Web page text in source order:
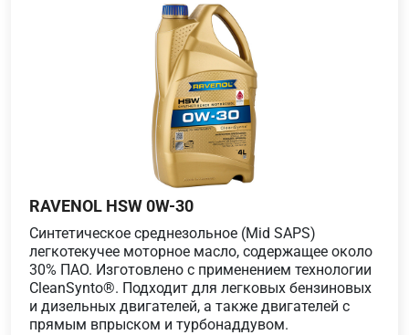
RAVENOL HSW 0W-30
Синтетическое среднезольное (Mid SAPS)
легкотекучее моторное масло, содержащее около
30% ПАО. Изготовлено с применением технологии
CleanSynto®. Подходит для легковых бензиновых
и дизельных двигателей, а также двигателей с
прямым впрыском и турбонаддувом.